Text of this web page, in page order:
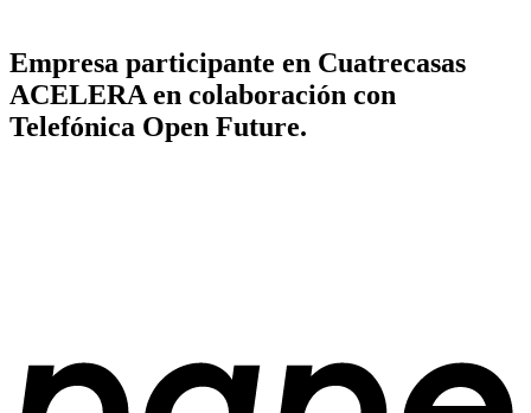
Empresa participante en Cuatrecasas
ACELERA en colaboración con
Telefónica Open Future.